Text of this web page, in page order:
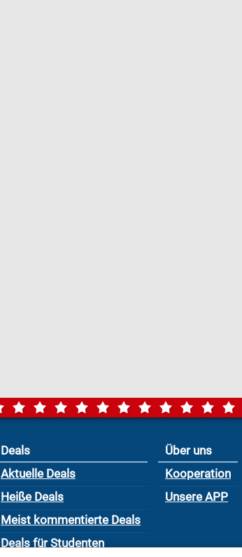
Deals
Aktuelle Deals
Heiße Deals
Meist kommentierte Deals
Deals für Studenten
Über uns
Kooperation
Unsere APP